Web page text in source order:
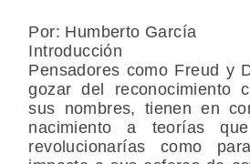
Por: Humberto García
Introducción
Pensadores como Freud y
gozar del reconocimiento
sus nombres, tienen en
nacimiento a teorías
revolucionarías como